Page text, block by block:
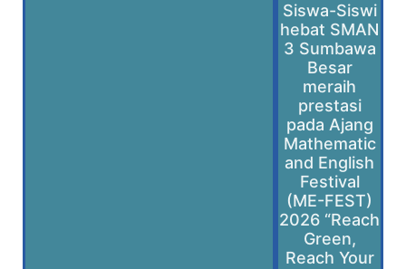
Siswa-Siswi
hebat SMAN
3 Sumbawa
Besar
meraih
prestasi
pada Ajang
Mathematic
and English
Festival
(ME-FEST)
2026 “Reach
Green,
Reach Your